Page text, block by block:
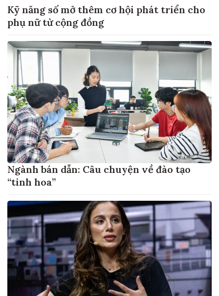
Kỹ năng số mở thêm cơ hội phát triển cho
phụ nữ từ cộng đồng
Ngành bán dẫn: Câu chuyện về đào tạo
“tinh hoa”